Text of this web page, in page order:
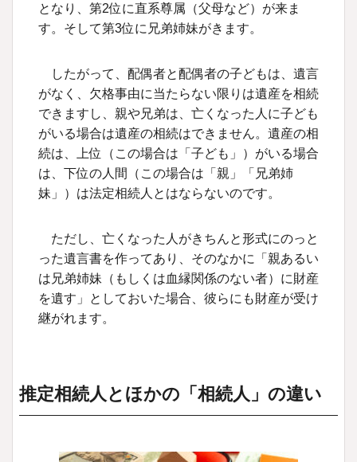
となり、第2位に直系尊属（父母など）が来ま
す。そして第3位に兄弟姉妹がきます。
したがって、配偶者と配偶者の子どもは、遺言
がなく、欠格事由に当たらない限りは遺産を相続
できますし、親や兄弟は、亡くなった人に子ども
がいる場合は遺産の相続はできません。遺産の相
続は、上位（この場合は「子ども」）がいる場合
は、下位の人間（この場合は「親」「兄弟姉
妹」）は法定相続人とはならないのです。
ただし、亡くなった人がきちんと形式にのっと
った遺言書を作ってあり、そのなかに「親あるい
は兄弟姉妹（もしくは血縁関係のない者）に財産
を遺す」としておいた場合、彼らにも財産が受け
継がれます。
推定相続人とほかの「相続人」の違い